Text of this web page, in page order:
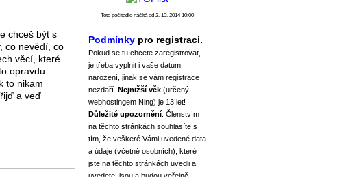
chceš být s
co nevědí, co
věcí, které
opravdu
to nikam
a veď
Toto počítadlo načítá od 2. 10. 2014 10:00
Podmínkypro registraci.
Pokud se tu chcete zaregistrovat,
je třeba vyplnit i vaše datum
narození, jinak se vám registrace
nezdaří. Nejnižší věk(určený
webhostingem Ning) je 13 let!
Důležité upozornění: Členstvím
na těchto stránkách souhlasíte s
tím, že veškeré Vámi uvedené data
a údaje (včetně osobních), které
jste na těchto stránkách uvedli a